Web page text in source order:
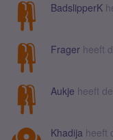
BadslipperK
Frager heeft
Aukje heeft
Khadija heeft